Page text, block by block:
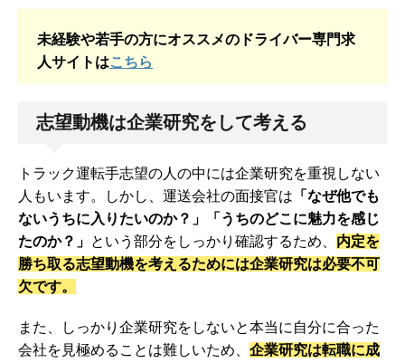
未経験や若手の方にオススメのドライバー専門求
人サイトはこちら
志望動機は企業研究をして考える
トラック運転手志望の人の中には企業研究を重視しない
人もいます。しかし、運送会社の面接官は 「なぜ他でも
ないうちに入りたいのか？」「うちのどこに魅力を感じ
たのか？」 という部分をしっかり確認するため、 内定を
勝ち取る志望動機を考えるためには企業研究は必要不可
欠です。
また、しっかり企業研究をしないと本当に自分に合った
会社を見極めることは難しいため、 企業研究は転職に成